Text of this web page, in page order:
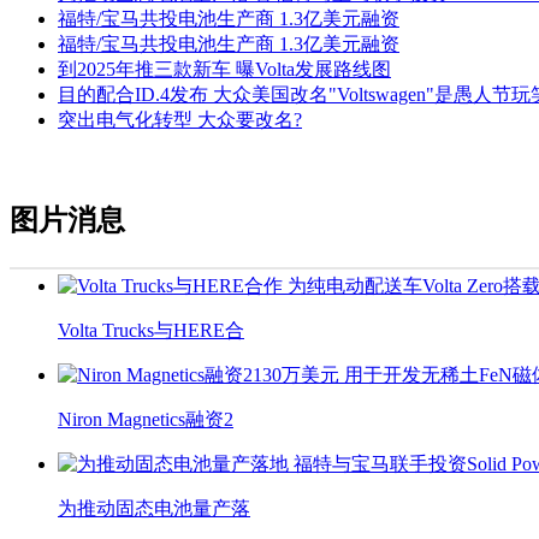
福特/宝马共投电池生产商 1.3亿美元融资
福特/宝马共投电池生产商 1.3亿美元融资
到2025年推三款新车 曝Volta发展路线图
目的配合ID.4发布 大众美国改名"Voltswagen"是愚人节玩
突出电气化转型 大众要改名?
图片消息
Volta Trucks与HERE合
Niron Magnetics融资2
为推动固态电池量产落